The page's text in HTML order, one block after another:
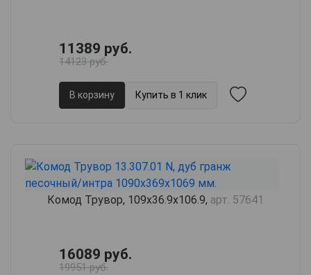
11389 руб.
14123 руб.
В корзину Купить в 1 клик
Комод Трувор, 109х36.9х106.9, арт. 57641
16089 руб.
19951 руб.